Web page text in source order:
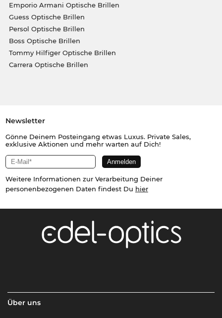
Emporio Armani Optische Brillen
Guess Optische Brillen
Persol Optische Brillen
Boss Optische Brillen
Tommy Hilfiger Optische Brillen
Carrera Optische Brillen
Newsletter
Gönne Deinem Posteingang etwas Luxus. Private Sales,
exklusive Aktionen und mehr warten auf Dich!
Weitere Informationen zur Verarbeitung Deiner
personenbezogenen Daten findest Du hier
Über uns